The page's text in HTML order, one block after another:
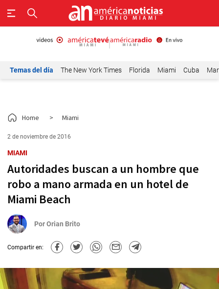
Temas del día The New York Times Florida Miami Cuba
Home > Miami
2 de noviembre de 2016
MIAMI
Autoridades buscan a un hombre que
robo a mano armada en un hotel de
Miami Beach
PorOrian Brito
Compartir en: